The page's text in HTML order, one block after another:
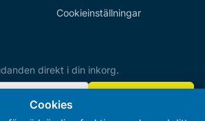
Cookies
Cookieinställningar
direkt i din inkorg.